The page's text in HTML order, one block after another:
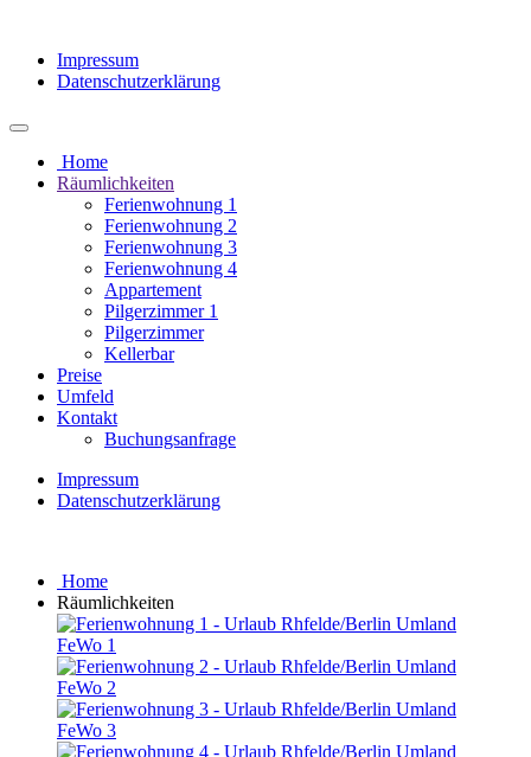
Impressum
Datenschutzerklärung
Home
Räumlichkeiten
Ferienwohnung 1
Ferienwohnung 2
Ferienwohnung 3
Ferienwohnung 4
Appartement
Pilgerzimmer 1
Pilgerzimmer
Kellerbar
Preise
Umfeld
Kontakt
Buchungsanfrage
Impressum
Datenschutzerklärung
Home
Räumlichkeiten
FeWo 1
FeWo 2
FeWo 3